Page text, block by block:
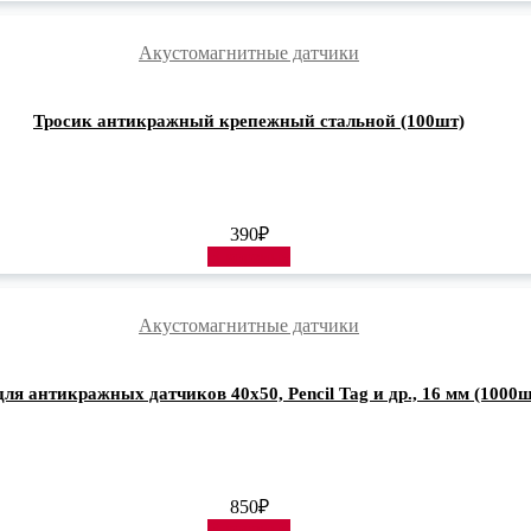
Акустомагнитные датчики
Тросик антикражный крепежный стальной (100шт)
390₽
Акустомагнитные датчики
антикражных датчиков 40х50, Pencil Tag и др., 16 мм
850₽